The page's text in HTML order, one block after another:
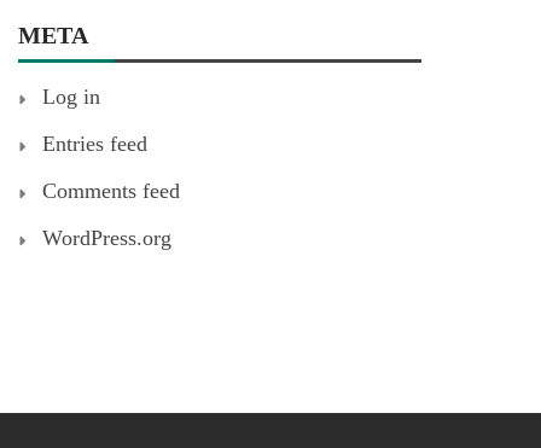
META
Log in
Entries feed
Comments feed
WordPress.org